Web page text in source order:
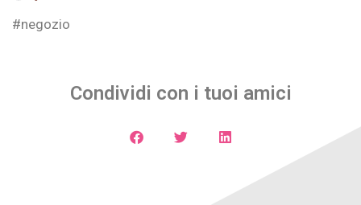
#negozio
Condividi con i tuoi amici